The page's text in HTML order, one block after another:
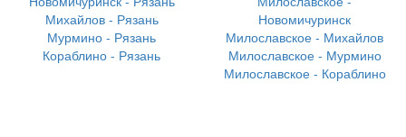
Михайлов - Рязань
Мурмино - Рязань
Кораблино - Рязань
Новомичуринск
Милославское - Михайлов
Милославское - Мурмино
Милославское - Кораблино